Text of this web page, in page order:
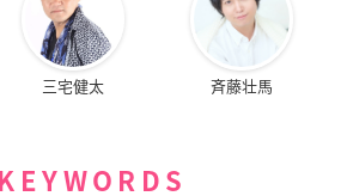
三宅健太 斉藤壮馬
KEYWORDS